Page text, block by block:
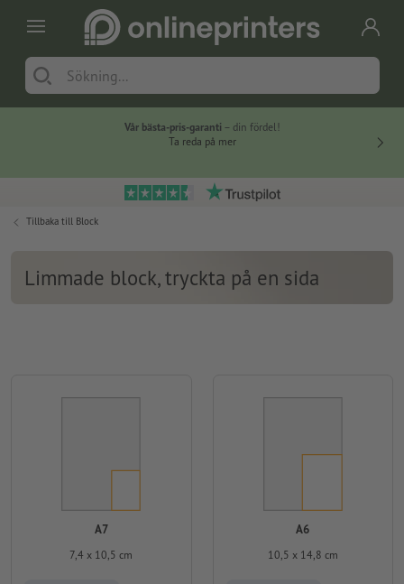
Vår bästa-pris-garanti – din fördel!
Ta reda på mer
Tillbaka till Block
Limmade block, tryckta på en sida
A7
7,4 x 10,5 cm
A6
10,5 x 14,8 cm